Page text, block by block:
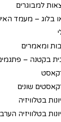
למבוגרים
בלוג – מעמד
ומאמרים
בקטנה –
שונים
בטלוויזיה
בטלוויזיה